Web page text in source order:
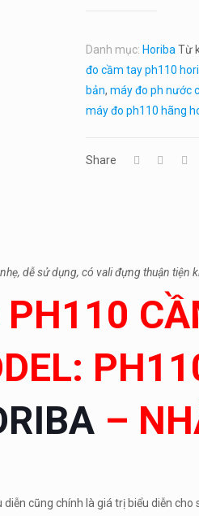
Danh mục: Horiba Từ
đo cầm tay ph110
bản, máy đo ph nước
máy đo ph110 hãng
Share
dễ sử dụng, có vali đựng thuận
–
cũng chính là giá trị biểu diễn